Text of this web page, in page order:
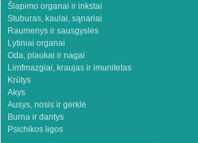
Šlapimo organai ir inkstai
Stuburas, kaulai, sąnariai
Raumenys ir sausgyslės
Lytiniai organai
Oda, plaukai ir nagai
Limfmazgiai, kraujas ir imunitetas
Krūtys
Akys
Ausys, nosis ir gerklė
Burna ir dantys
Psichikos ligos